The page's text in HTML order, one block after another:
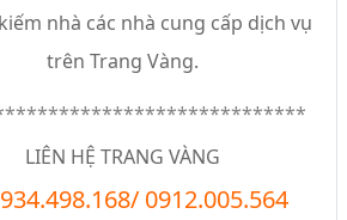
nhà các nhà cung cấp dịch vụ
trên Trang Vàng.
LIÊN HỆ TRANG VÀNG
/ 0912.005.564